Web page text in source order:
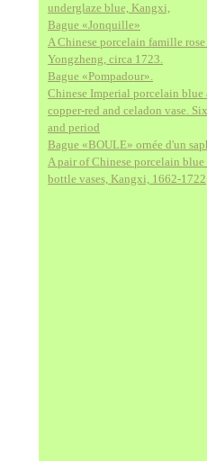
underglaze blue, Kangxi,
Bague «Jonquille»
A Chinese porcelain famille rose
Yongzheng, circa 1723.
Bague «Pompadour».
Chinese Imperial porcelain blue
copper-red and celadon vase.
and period
Bague «BOULE» ornée d'un
A pair of Chinese porcelain
bottle vases, Kangxi, 1662-1722